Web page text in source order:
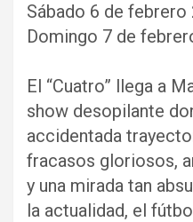
Sábado 6 de febrero
Domingo 7 de
El “Cuatro” llega a
show desopilante
accidentada
fracasos gloriosos,
y una mirada tan
la actualidad, el